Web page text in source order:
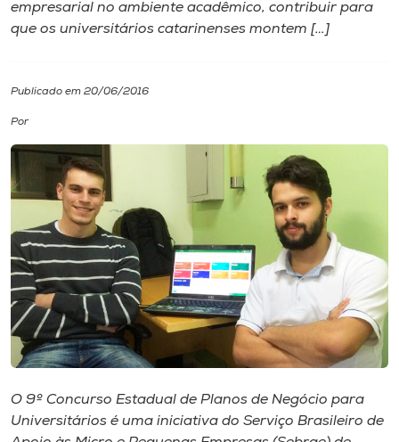
Diplomados
Biblioteca
Editora
Rádio
Museu
Unoesc
Store
empresarial no ambiente acadêmico, contribuir para
que os universitários catarinenses montem […]
Publicado em 20/06/2016
Por
O 9º Concurso Estadual de Planos de Negócio para
Universitários é uma iniciativa do Serviço Brasileiro de